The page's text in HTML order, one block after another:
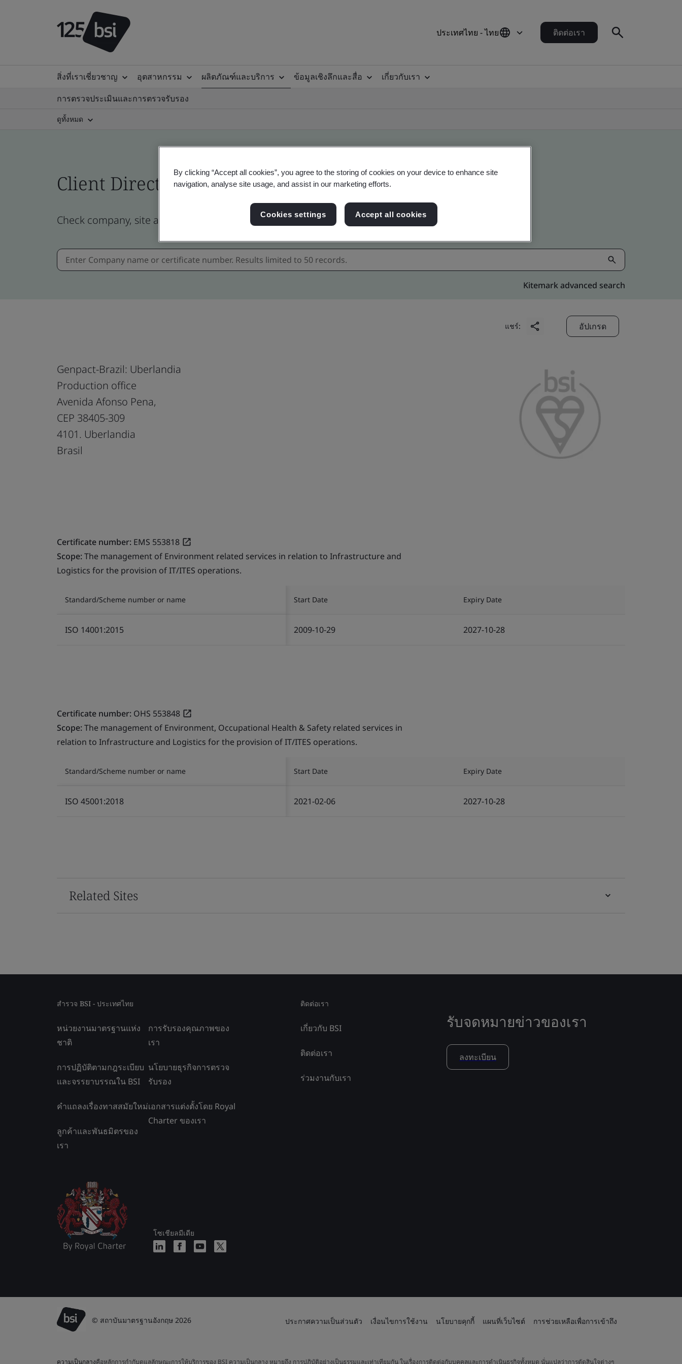
ประเทศไทย - ไทย ติดต่อเรา
สิ่งที่เราเชี่ยวชาญ อุตสาหกรรม ผลิตภัณฑ์และบริการ ข้อมูลเชิงลึกและสื่อ
เกี่ยวกับเรา
การตรวจประเมินและการตรวจรับรอง
ดูทั้งหมด
Client Directory profile
Check company, site and product certificates - Validation and Verification
Kitemark advanced search
แชร์: อัปเกรด
Genpact-Brazil: Uberlandia
Production office
Avenida Afonso Pena,
CEP 38405-309
4101. Uberlandia
Brasil
Certificate number: EMS 553818
Scope:The management of Environment related services in relation to Infrastructure and
Logistics for the provision of IT/ITES operations.
Standard/Scheme number or name Start Date Expiry Date
ISO 14001:2015 2009-10-29 2027-10-28
Certificate number: OHS 553848
Scope:The management of Environment, Occupational Health & Safety related services in
relation to Infrastructure and Logistics for the provision of IT/ITES operations.
Standard/Scheme number or name Start Date Expiry Date
ISO 45001:2018 2021-02-06 2027-10-28
Related Sites
สำรวจ BSI - ประเทศไทย
หน่วยงานมาตรฐานแห่ง
ชาติ
การปฏิบัติตามกฎระเบียบ
และจรรยาบรรณใน BSI
คำแถลงเรื่องทาสสมัยใหม่
ลูกค้าและพันธมิตรของ
เรา
การรับรองคุณภาพของ
เรา
นโยบายธุรกิจการตรวจ
รับรอง
เอกสารแต่งตั้งโดย Royal
Charter ของเรา
โซเชียลมีเดีย
ติดต่อเรา
เกี่ยวกับ BSI
ติดต่อเรา
ร่วมงานกับเรา
รับจดหมายข่าวของเรา
ลงทะเบียน
© สถาบันมาตรฐานอังกฤษ 2026 ประกาศความเป็นส่วนตัว เงื่อนไขการใช้งาน นโยบายคุกกี้ แผนที่เว็บไซต์ การช่วยเหลือเพื่อการเข้าถึง
ความเป็นกลางคือหลักการกำกับดูแลลักษณะการให้บริการของ BSI ความเป็นกลาง หมายถึง การปฏิบัติอย่างเป็นธรรมและเท่าเทียมกัน ในเรื่องการติดต่อกับบุคคลและการดำเนินธุรกิจทั้งหมด นั่นแปลว่าการตัดสินใจต่างๆ
By clicking “Accept all cookies”, you agree to the storing of cookies on your device to enhance site
navigation, analyse site usage, and assist in our marketing efforts.
Cookies settings Accept all cookies